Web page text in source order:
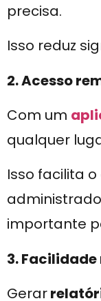
precisa.
Isso reduz
2. Acesso
Com um
qualquer
Isso facilita o
importante
3.
Gerar